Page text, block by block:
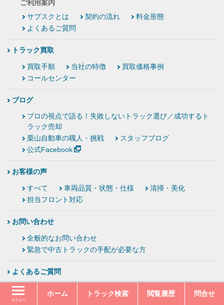
メニュー
ホーム トラック検索 閲覧履歴 問合せ
ご利用案内
サブスクとは
契約の流れ
料金形態
よくあるご質問
トラック買取
買取手順 当社の特徴
買取価格事例
コールセンター
ブログ
プロの視点で語る！失敗しないトラック選び／成功するト
ラック売却
栗山自動車の職人・挑戦
スタッフブログ
公式Facebook
お客様の声
すべて 車両品質・状態・仕様
清掃・美化
担当フロント対応
お問い合わせ
全般的なお問い合わせ
緊急で中古トラックの手配が必要な方
よくあるご質問
中古トラック部品
トラックレンタカー
トラック買取 会社情報